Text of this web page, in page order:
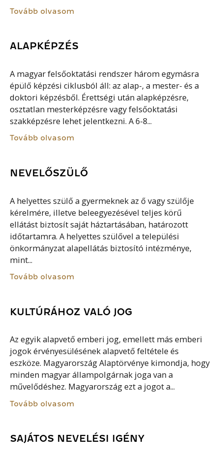
Tovább olvasom
ALAPKÉPZÉS
A magyar felsőoktatási rendszer három egymásra
épülő képzési ciklusból áll: az alap-, a mester- és a
doktori képzésből. Érettségi után alapképzésre,
osztatlan mesterképzésre vagy felsőoktatási
szakképzésre lehet jelentkezni. A 6-8...
Tovább olvasom
NEVELŐSZÜLŐ
A helyettes szülő a gyermeknek az ő vagy szülője
kérelmére, illetve beleegyezésével teljes körű
ellátást biztosít saját háztartásában, határozott
időtartamra. A helyettes szülővel a települési
önkormányzat alapellátás biztosító intézménye,
mint...
Tovább olvasom
KULTÚRÁHOZ VALÓ JOG
Az egyik alapvető emberi jog, emellett más emberi
jogok érvényesülésének alapvető feltétele és
eszköze. Magyarország Alaptörvénye kimondja, hogy
minden magyar állampolgárnak joga van a
művelődéshez. Magyarország ezt a jogot a...
Tovább olvasom
SAJÁTOS NEVELÉSI IGÉNY